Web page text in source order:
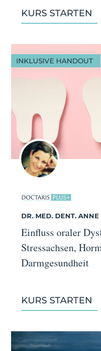
KURS STARTEN
INKLUSIVE HANDOUT
DR. MED. DENT. ANNE
Einfluss oraler
Stressachsen,
Darmgesundheit
KURS STARTEN